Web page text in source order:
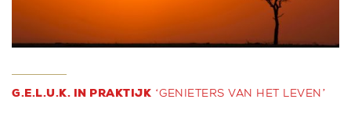
G.E.L.U.K. IN PRAKTIJK ‘GENIETERS VAN HET LEVEN’